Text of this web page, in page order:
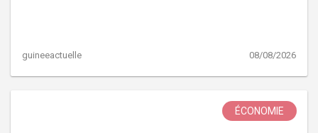
guineeactuelle 08/08/2026
ÉCONOMIE